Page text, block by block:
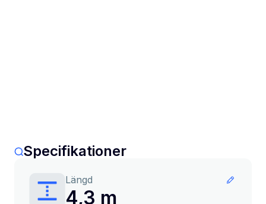
Specifikationer
Längd
4,3 m